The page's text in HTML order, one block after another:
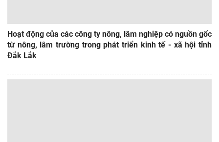
Hoạt động của các công ty nông, lâm nghiệp có nguồn gốc
từ nông, lâm trường trong phát triển kinh tế - xã hội tỉnh
Đắk Lắk